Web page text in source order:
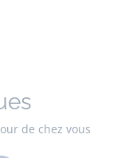
de chez vous